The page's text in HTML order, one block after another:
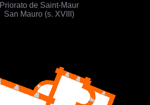
Priorato de Saint-Maur
San Mauro (s. XVIII)